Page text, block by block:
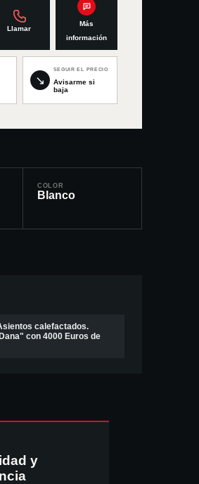
Llamar
Más
información
↘
SEGUIR EL PRECIO
Avisarme si
baja
COLOR
Blanco
calefactados.
con 4000 Euros de
y